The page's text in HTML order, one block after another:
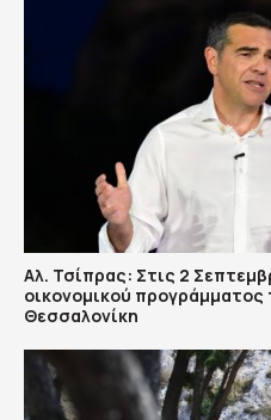
Αλ. Τσίπρας: Στις 2
οικονομικού προγράμματος
Θεσσαλονίκη